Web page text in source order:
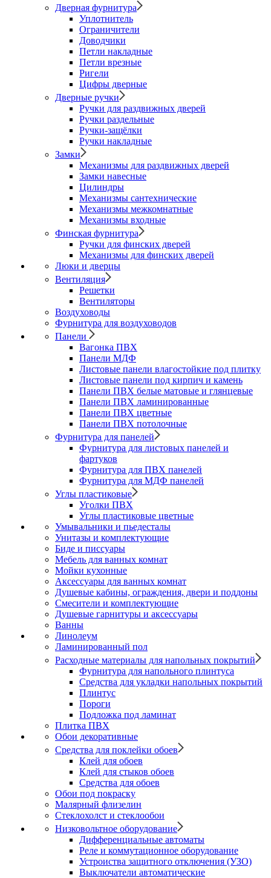
Дверная фурнитура
Уплотнитель
Ограничители
Доводчики
Петли накладные
Петли врезные
Ригели
Цифры дверные
Дверные ручки
Ручки для раздвижных дверей
Ручки раздельные
Ручки-защёлки
Ручки накладные
Замки
Механизмы для раздвижных дверей
Замки навесные
Цилиндры
Механизмы сантехнические
Механизмы межкомнатные
Механизмы входные
Финская фурнитура
Ручки для финских дверей
Механизмы для финских дверей
Люки и дверцы
Вентиляция
Решетки
Вентиляторы
Воздуховоды
Фурнитура для воздуховодов
Панели
Вагонка ПВХ
Панели МДФ
Листовые панели влагостойкие под плитку
Листовые панели под кирпич и камень
Панели ПВХ белые матовые и глянцевые
Панели ПВХ ламинированные
Панели ПВХ цветные
Панели ПВХ потолочные
Фурнитура для панелей
Фурнитура для листовых панелей и
фартуков
Фурнитура для ПВХ панелей
Фурнитура для МДФ панелей
Углы пластиковые
Уголки ПВХ
Углы пластиковые цветные
Умывальники и пьедесталы
Унитазы и комплектующие
Биде и писсуары
Мебель для ванных комнат
Мойки кухонные
Аксессуары для ванных комнат
Душевые кабины, ограждения, двери и поддоны
Смесители и комплектующие
Душевые гарнитуры и аксессуары
Ванны
Линолеум
Ламинированный пол
Расходные материалы для напольных покрытий
Фурнитура для напольного плинтуса
Средства для укладки напольных покрытий
Плинтус
Пороги
Подложка под ламинат
Плитка ПВХ
Обои декоративные
Средства для поклейки обоев
Клей для обоев
Клей для стыков обоев
Средства для обоев
Обои под покраску
Малярный флизелин
Стеклохолст и стеклообои
Низковольтное оборудование
Дифференциальные автоматы
Реле и коммутационное оборудование
Устроиства защитного отключения (УЗО)
Выключатели автоматические